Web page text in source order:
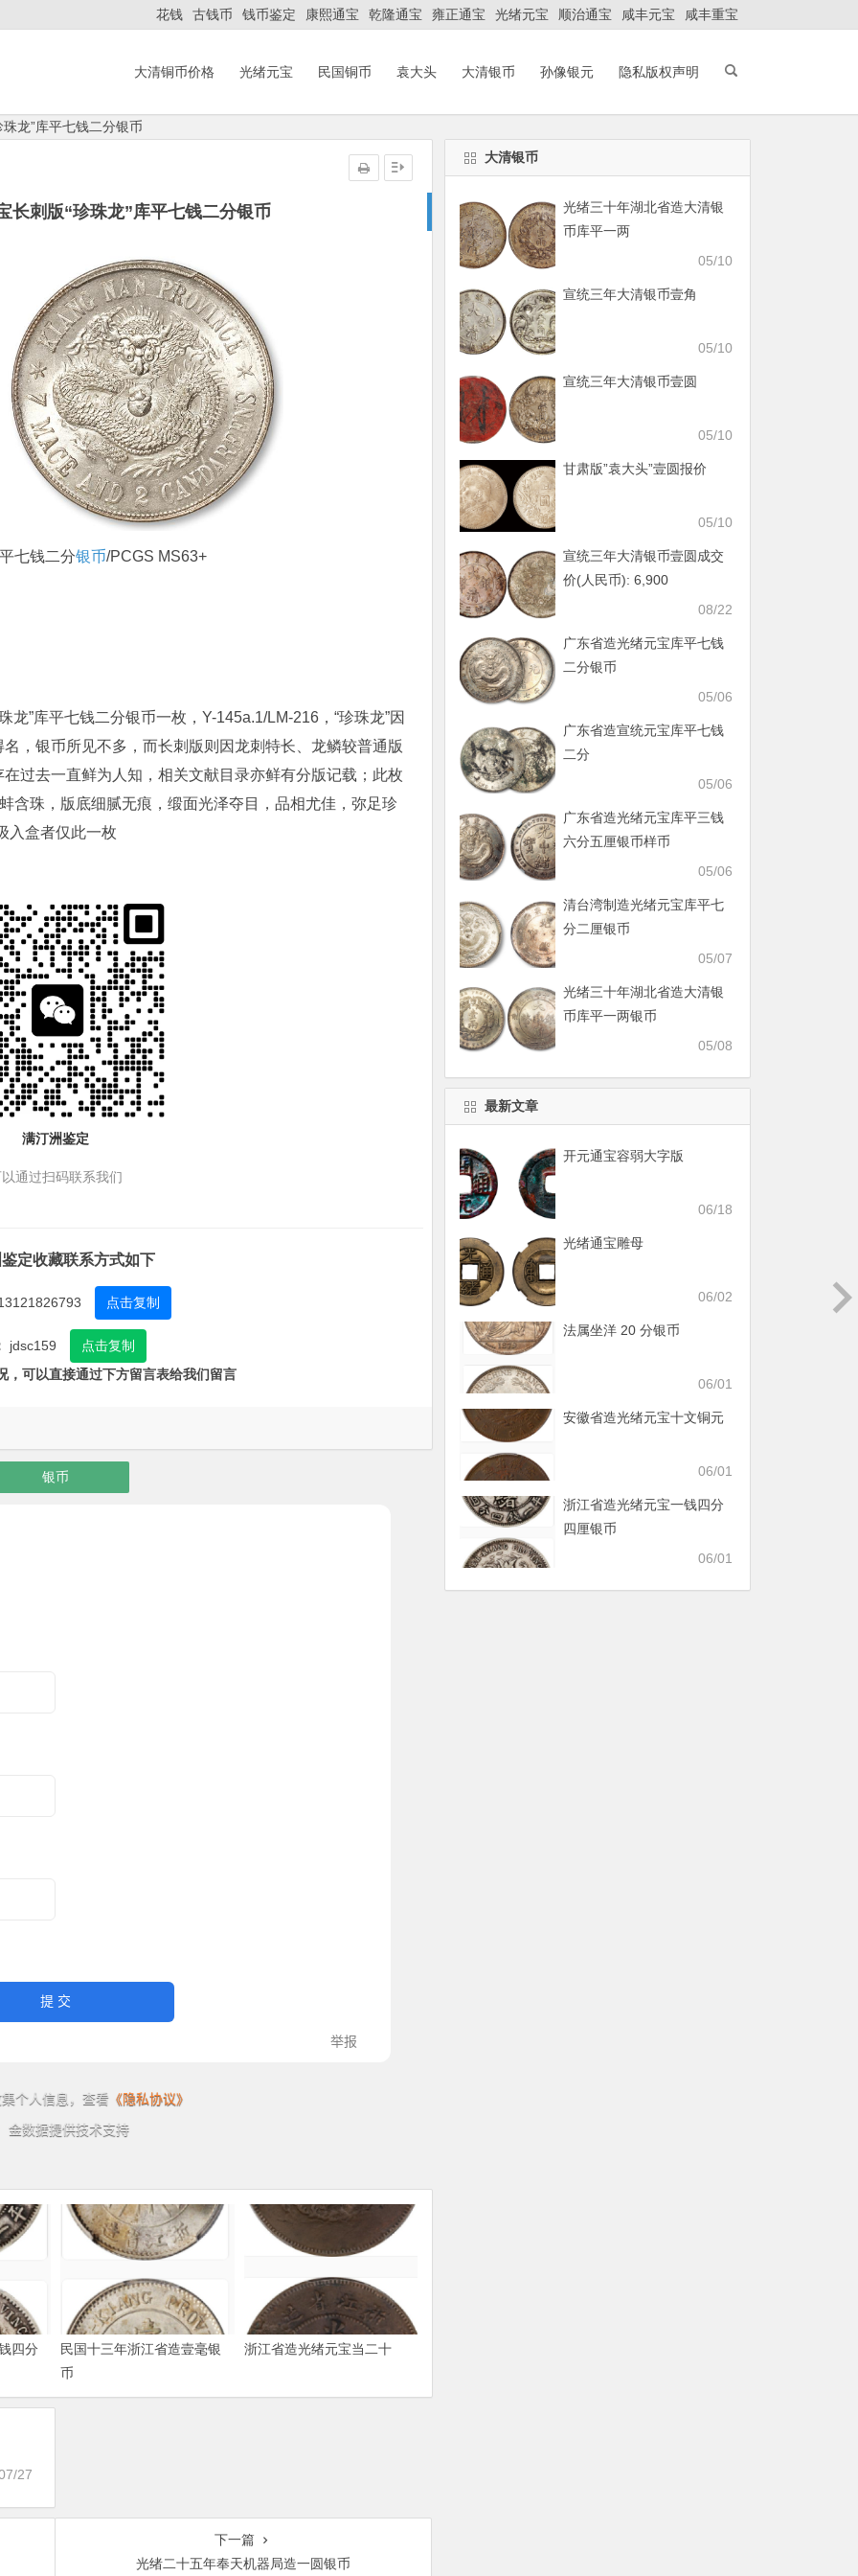
花钱 古钱币 钱币鉴定 康熙通宝 乾隆通宝 雍正通宝 光绪元宝 顺治通宝 咸丰元宝 咸丰重宝
大清铜币价格 光绪元宝 民国铜币 袁大头 大清银币 孙像银元 隐私版权声明
龙”库平七钱二分银币
长刺版“珍珠龙”库平七钱二分银币
七钱二分银币/PCGS MS63+
龙”库平七钱二分银币一枚，Y-145a.1/LM-216，“珍珠龙”因
，银币所见不多，而长刺版则因龙刺特长、龙鳞较普通版
过去一直鲜为人知，相关文献目录亦鲜有分版记载；此枚
含珠，版底细腻无痕，缎面光泽夺目，品相尤佳，弥足珍
入盒者仅此一枚
满汀洲鉴定
通过扫码联系我们
定收藏联系方式如下
点击复制
jdsc159
点击复制
，可以直接通过下方留言表给我们留言
银币
四分
民国十三年浙江省造壹毫银
币
浙江省造光绪元宝当二十
27
下一篇
光绪二十五年奉天机器局造一圆银币
大清银币
光绪三十年湖北省造大清银
币库平一两
05/10
宣统三年大清银币壹角
05/10
宣统三年大清银币壹圆
05/10
甘肃版”袁大头”壹圆报价
05/10
宣统三年大清银币壹圆成交
价(人民币): 6,900
08/22
广东省造光绪元宝库平七钱
二分银币
05/06
广东省造宣统元宝库平七钱
二分
05/06
广东省造光绪元宝库平三钱
六分五厘银币样币
05/06
清台湾制造光绪元宝库平七
分二厘银币
05/07
光绪三十年湖北省造大清银
币库平一两银币
05/08
最新文章
开元通宝容弱大字版
06/18
光绪通宝雕母
06/02
法属坐洋 20 分银币
06/01
安徽省造光绪元宝十文铜元
06/01
浙江省造光绪元宝一钱四分
四厘银币
06/01